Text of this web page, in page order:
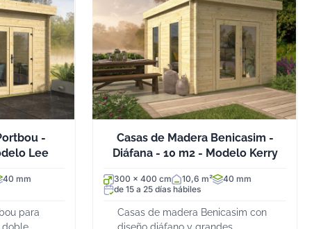
-
Lee
40 mm
para
Casas de Madera Benicasim -
Diáfana - 10 m2 - Modelo Kerry
300 x 400 cm 10,6 m²
40 mm
de 15 a 25 días hábiles
Casas de madera Benicasim con